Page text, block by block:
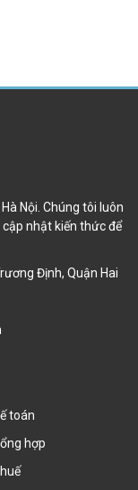
Nội. Chúng tôi luôn
nhật kiến thức để
Định, Quận Hai
toán
hợp